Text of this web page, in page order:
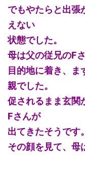
でもやたらと出張
えない
状態でした。
母は父の従兄のF
目的地に着き、ま
親でした。
促されるまま玄関
Fさんが
出てきたそうです。
その顔を見て、母